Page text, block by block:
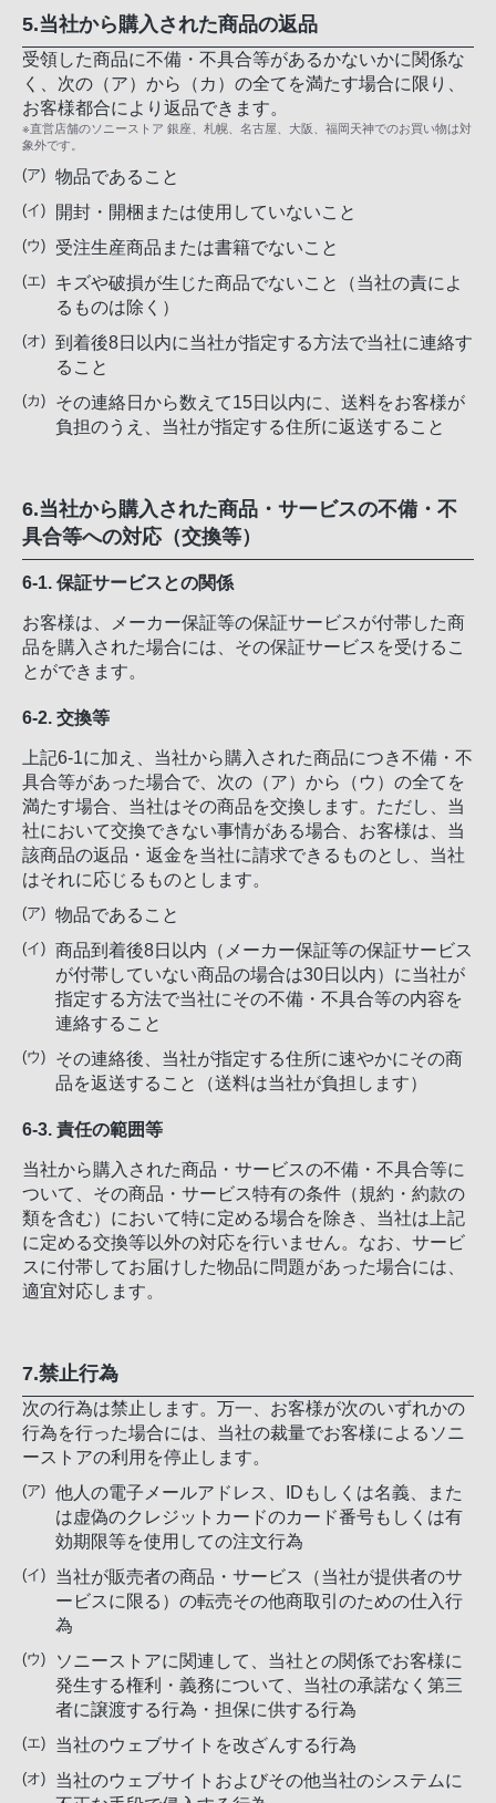
5.当社から購入された商品の返品
受領した商品に不備・不具合等があるかないかに関係な
く、次の（ア）から（カ）の全てを満たす場合に限り、
お客様都合により返品できます。
※直営店舗のソニーストア 銀座、札幌、名古屋、大阪、福岡天神でのお買い物は対
象外です。
物品であること
開封・開梱または使用していないこと
受注生産商品または書籍でないこと
キズや破損が生じた商品でないこと（当社の責によ
るものは除く）
到着後8日以内に当社が指定する方法で当社に連絡す
ること
その連絡日から数えて15日以内に、送料をお客様が
負担のうえ、当社が指定する住所に返送すること
6.当社から購入された商品・サービスの不備・不
具合等への対応（交換等）
6-1. 保証サービスとの関係
お客様は、メーカー保証等の保証サービスが付帯した商
品を購入された場合には、その保証サービスを受けるこ
とができます。
6-2. 交換等
上記6-1に加え、当社から購入された商品につき不備・不
具合等があった場合で、次の（ア）から（ウ）の全てを
満たす場合、当社はその商品を交換します。ただし、当
社において交換できない事情がある場合、お客様は、当
該商品の返品・返金を当社に請求できるものとし、当社
はそれに応じるものとします。
物品であること
商品到着後8日以内（メーカー保証等の保証サービス
が付帯していない商品の場合は30日以内）に当社が
指定する方法で当社にその不備・不具合等の内容を
連絡すること
その連絡後、当社が指定する住所に速やかにその商
品を返送すること（送料は当社が負担します）
6-3. 責任の範囲等
当社から購入された商品・サービスの不備・不具合等に
ついて、その商品・サービス特有の条件（規約・約款の
類を含む）において特に定める場合を除き、当社は上記
に定める交換等以外の対応を行いません。なお、サービ
スに付帯してお届けした物品に問題があった場合には、
適宜対応します。
7.禁止行為
次の行為は禁止します。万一、お客様が次のいずれかの
行為を行った場合には、当社の裁量でお客様によるソニ
ーストアの利用を停止します。
他人の電子メールアドレス、IDもしくは名義、また
は虚偽のクレジットカードのカード番号もしくは有
効期限等を使用しての注文行為
当社が販売者の商品・サービス（当社が提供者のサ
ービスに限る）の転売その他商取引のための仕入行
為
ソニーストアに関連して、当社との関係でお客様に
発生する権利・義務について、当社の承諾なく第三
者に譲渡する行為・担保に供する行為
当社のウェブサイトを改ざんする行為
当社のウェブサイトおよびその他当社のシステムに